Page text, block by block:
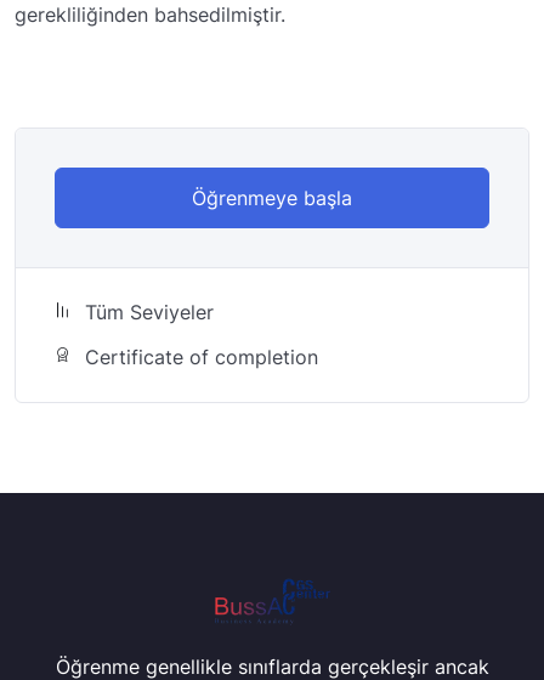
gerekliliğinden bahsedilmiştir.
Öğrenmeye başla
Tüm Seviyeler
Certificate of completion
Öğrenme genellikle sınıflarda gerçekleşir ancak